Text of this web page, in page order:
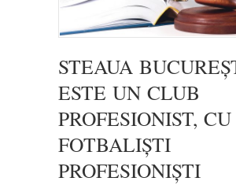
STEAUA
ESTE UN CLUB
PROFESIONIST, CU
FOTBALIȘTI
PROFESIONIȘTI